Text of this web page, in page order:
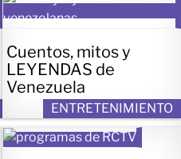
Cuentos, mitos y
LEYENDAS de
Venezuela
ENTRETENIMIENTO